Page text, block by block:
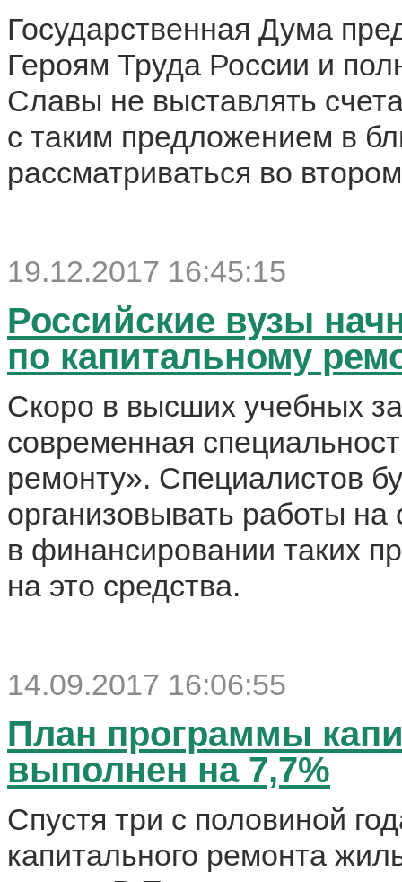
Государственная Дума
Героям Труда России и
Славы не выставлять
с таким предложением в
рассматриваться во
19.12.2017 16:45:15
Российские вузы
по капитальному
Скоро в высших учебных
современная
ремонту». Специалистов
организовывать работы на
в финансировании таких
на это средства.
14.09.2017 16:06:55
План программы
выполнен на 7,7%
Спустя три с половиной
капитального ремонта